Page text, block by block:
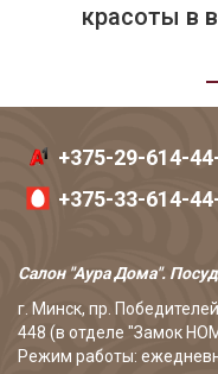
красоты в
+375-29-614-
+375-33-614-
Салон "Аура Дома".
г. Минск, пр.
448 (в отделе "Замок
Режим работы: